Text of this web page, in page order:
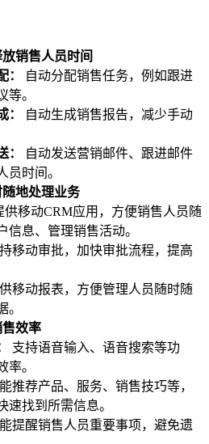
销售人员时间
：
自动分配销售任务，例如跟进
等。
：
自动生成销售报告，减少手动
：
自动发送营销邮件、跟进邮件
员时间。
地处理业务
供移动CRM应用，方便销售人员随
信息、管理销售活动。
移动审批，加快审批流程，提高
移动报表，方便管理人员随时随
。
效率
支持语音输入、语音搜索等功
率。
推荐产品、服务、销售技巧等，
速找到所需信息。
提醒销售人员重要事项，避免遗